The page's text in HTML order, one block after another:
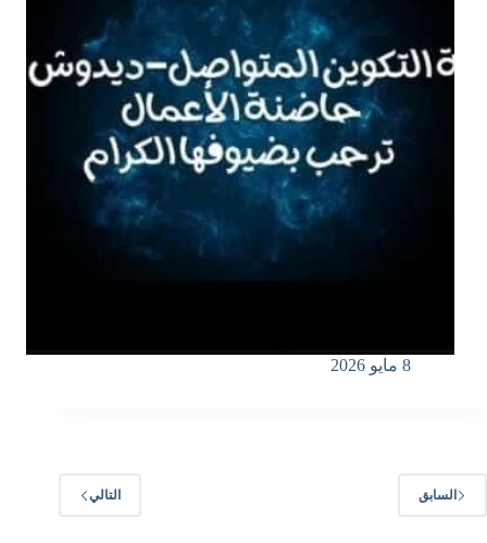
8 مايو 2026
السابق التالي